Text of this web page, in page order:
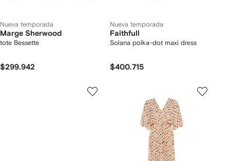
Nueva temporada
Marge Sherwood
tote Bessette
$299.942
Nueva temporada
Faithfull
Solana polka-dot maxi dress
$400.715